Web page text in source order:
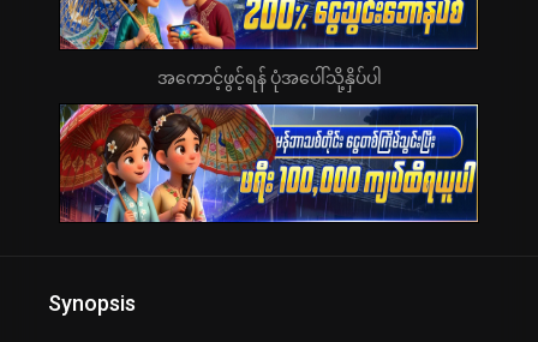
အကောင့်ဖွင့်ရန် ပုံအပေါ်သို့နှိပ်ပါ
Synopsis